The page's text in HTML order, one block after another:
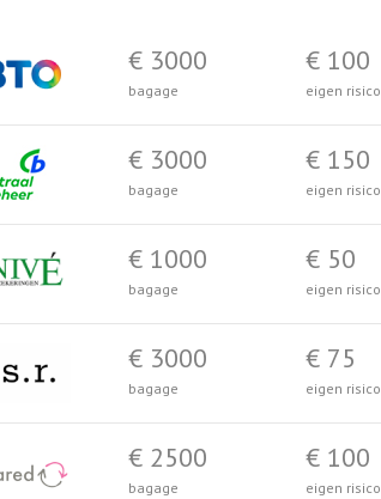
€ 3000
bagage
€ 100
eigen risico
€ 3000
bagage
€ 150
eigen risico
€ 1000
bagage
€ 50
eigen risico
€ 3000
bagage
€ 75
eigen risico
€ 2500
bagage
€ 100
eigen risico